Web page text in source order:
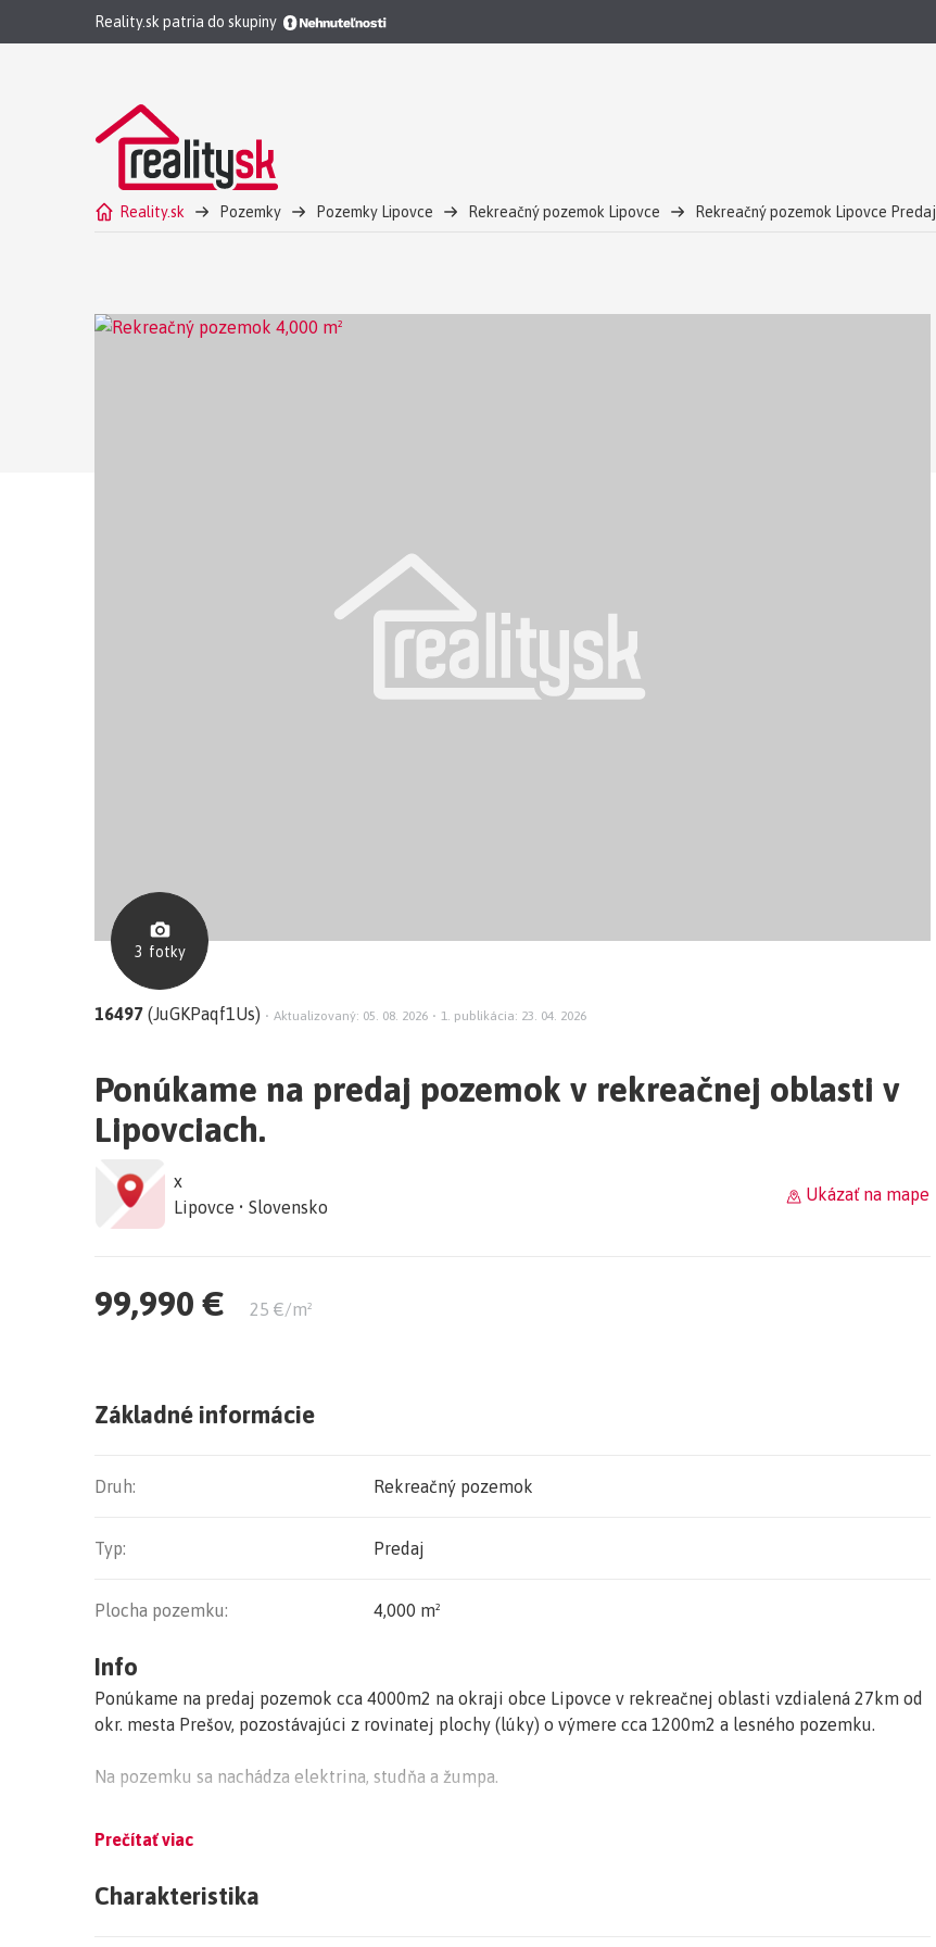
Reality.sk patria do skupiny
Reality.sk Pozemky Pozemky Lipovce Rekreačný pozemok Lipovce
Rekreačný pozemok Lipovce Predaj
3 fotky
16497 (JuGKPaqf1Us) • Aktualizovaný: 05. 08. 2026 • 1. publikácia: 23. 04. 2026
Ponúkame na predaj pozemok v rekreačnej oblasti v
Lipovciach.
x
Lipovce • Slovensko
Ukázať na mape
99,990 € 25 €/m²
Základné informácie
Druh: Rekreačný pozemok
Typ: Predaj
Plocha pozemku: 4,000 m²
Info
Ponúkame na predaj pozemok cca 4000m2 na okraji obce Lipovce v rekreačnej oblasti vzdialená 27km od
okr. mesta Prešov, pozostávajúci z rovinatej plochy (lúky) o výmere cca 1200m2 a lesného pozemku.
Na pozemku sa nachádza elektrina, studňa a žumpa.
V prípade ak Vás naša ponuka zaujala, neváhajte ma kontaktovať, nehnuteľnosť Vám rád ukážem osobne.
Prečítať viac
Charakteristika